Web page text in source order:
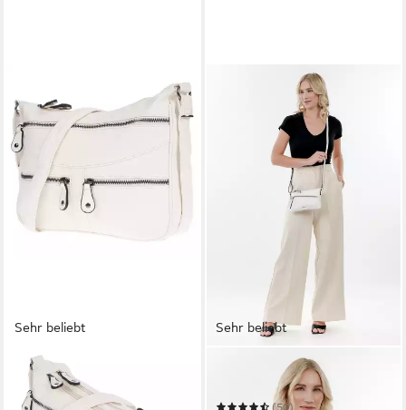
Sehr beliebt
CHRISTIAN WIPPERMANN
Umhängetasche Damen
Tasche Schultertasche
Sehr beliebt
Umhängetasche TAS Alessia
(50)